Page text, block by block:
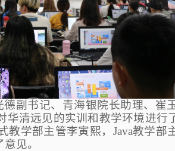
副书记、青海银院长助理、崔
华清远见的实训和教学环境进行
教学部主管李寅熙，Java教学部
见。